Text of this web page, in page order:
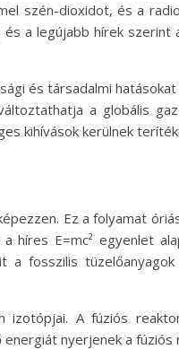
szén-dioxidot, és a
a legújabb hírek szerint
és társadalmi hatásokat
a globális
kihívások kerülnek
Ez a folyamat
híres E=mc² egyenlet
a fosszilis
izotópjai. A fúziós
nyerjenek a fúziós